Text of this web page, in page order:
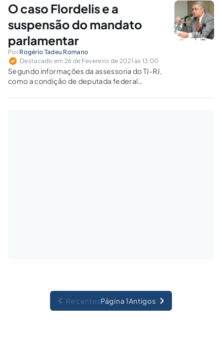
O caso Flordelis e a
suspensão do mandato
parlamentar
Por Rogério Tadeu Romano
Destacado em 26 de Fevereiro de 2021 às 13:00
Segundo informações da assessoria do TJ-RJ,
como a condição de deputada federal
vantajosa em relação a corréus e
RecentesPágina 1Antigos